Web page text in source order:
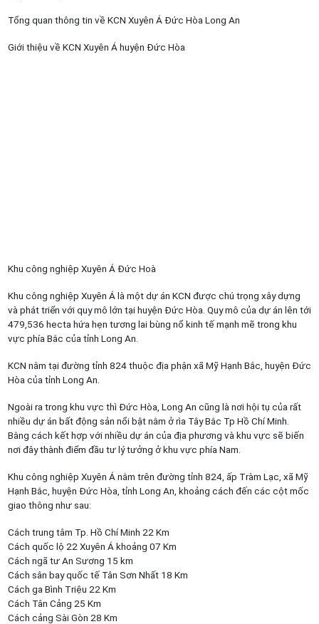
Tổng quan thông tin về KCN Xuyên Á Đức Hòa Long An
Giới thiệu về KCN Xuyên Á huyện Đức Hòa
Khu công nghiệp Xuyên Á Đức Hoà
Khu công nghiệp Xuyên Á là một dự án KCN được chú trọng xây dựng
và phát triển với quy mô lớn tại huyện Đức Hòa. Quy mô của dự án lên tới
479,536 hecta hứa hẹn tương lai bùng nổ kinh tế mạnh mẽ trong khu
vực phía Bắc của tỉnh Long An.
KCN nằm tại đường tỉnh 824 thuộc địa phận xã Mỹ Hạnh Bắc, huyện Đức
Hòa của tỉnh Long An.
Ngoài ra trong khu vực thì Đức Hòa, Long An cũng là nơi hội tụ của rất
nhiều dự án bất động sản nổi bật nằm ở rìa Tây Bắc Tp Hồ Chí Minh.
Bằng cách kết hợp với nhiều dự án của địa phương và khu vực sẽ biến
nơi đây thành điểm đầu tư lý tưởng ở khu vực phía Nam.
Khu công nghiệp Xuyên Á nằm trên đường tỉnh 824, ấp Tràm Lạc, xã Mỹ
Hạnh Bắc, huyện Đức Hòa, tỉnh Long An, khoảng cách đến các cột mốc
giao thông như sau:
Cách trung tâm Tp. Hồ Chí Minh 22 Km
Cách quốc lộ 22 Xuyên Á khoảng 07 Km
Cách ngã tư An Sương 15 km
Cách sân bay quốc tế Tân Sơn Nhất 18 Km
Cách ga Bình Triệu 22 Km
Cách Tân Cảng 25 Km
Cách cảng Sài Gòn 28 Km